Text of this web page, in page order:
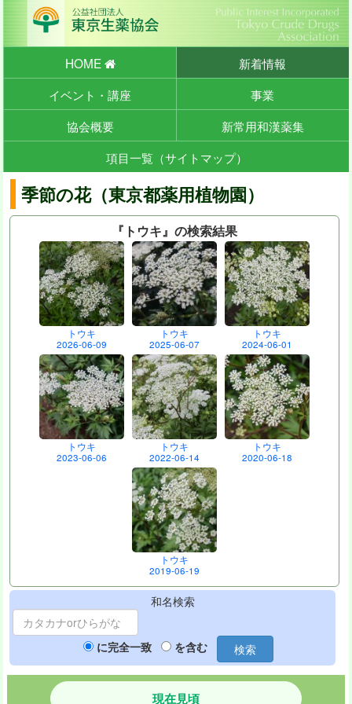
HOME
新着情報
イベント・講座
事業
協会概要
新常用和漢薬集
項目一覧（サイトマップ）
季節の花（東京都薬用植物園）
『トウキ』の検索結果
トウキ
2026-06-09
トウキ
2025-06-07
トウキ
2024-06-01
トウキ
2023-06-06
トウキ
2022-06-14
トウキ
2020-06-18
トウキ
2019-06-19
和名検索
に完全一致 を含む 検索
現在見頃